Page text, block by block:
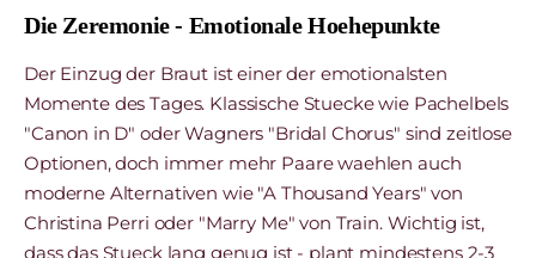
Die Zeremonie - Emotionale Hoehepunkte
Der Einzug der Braut ist einer der emotionalsten
Momente des Tages. Klassische Stuecke wie Pachelbels
"Canon in D" oder Wagners "Bridal Chorus" sind zeitlose
Optionen, doch immer mehr Paare waehlen auch
moderne Alternativen wie "A Thousand Years" von
Christina Perri oder "Marry Me" von Train. Wichtig ist,
dass das Stueck lang genug ist - plant mindestens 2-3